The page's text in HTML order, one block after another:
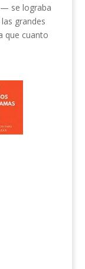
se lograba
grandes
que cuanto